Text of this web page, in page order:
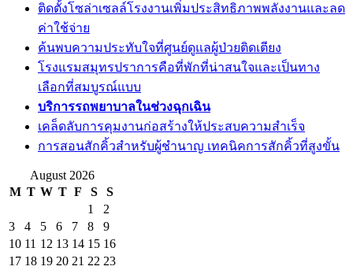
ติดตั้งโซล่าเซลล์โรงงานเพิ่มประสิทธิภาพพลังงานและลด
ค่าใช้จ่าย
ค้นพบความประทับใจที่ศูนย์ดูแลผู้ป่วยติดเตียง
โรงแรมสมุทรปราการคือที่พักที่น่าสนใจและเป็นทาง
เลือกที่สมบูรณ์แบบ
บริการรถพยาบาลในช่วงฉุกเฉิน
เคล็ดลับการคุมงานก่อสร้างให้ประสบความสำเร็จ
การสอนสักคิ้วสำหรับผู้ชำนาญ เทคนิคการสักคิ้วที่สูงขั้น
August 2026
M T W T F S
S
1
2
3
4 5 6 7 8
9
10 11 12 13 14 15 16
17 18 19 20 21 22 23